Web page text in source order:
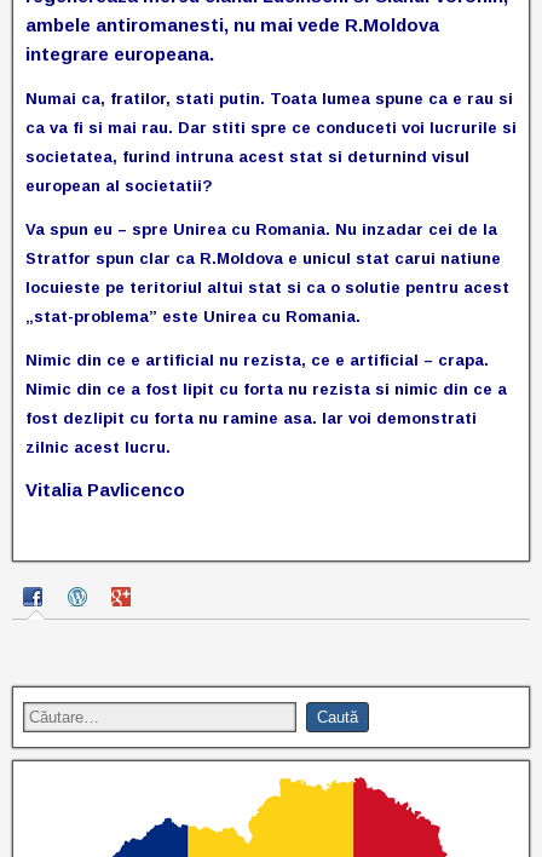
ambele antiromanesti, nu mai vede R.Moldova
integrare europeana.
Numai ca, fratilor, stati putin. Toata lumea spune ca e rau si
ca va fi si mai rau. Dar stiti spre ce conduceti voi lucrurile si
societatea, furind intruna acest stat si deturnind visul
european al societatii?
Va spun eu – spre Unirea cu Romania. Nu inzadar cei de la
Stratfor spun clar ca R.Moldova e unicul stat carui natiune
locuieste pe teritoriul altui stat si ca o solutie pentru acest
„stat-problema” este Unirea cu Romania.
Nimic din ce e artificial nu rezista, ce e artificial – crapa.
Nimic din ce a fost lipit cu forta nu rezista si nimic din ce a
fost dezlipit cu forta nu ramine asa. Iar voi demonstrati
zilnic acest lucru.
Vitalia Pavlicenco